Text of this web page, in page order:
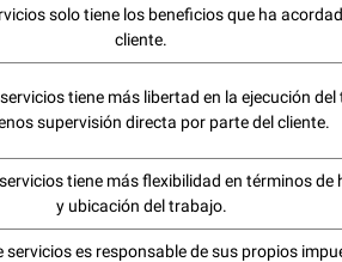
solo tiene los beneficios que ha
cliente.
tiene más libertad en la ejecución del
supervisión directa por parte del cliente.
tiene más flexibilidad en términos de
y ubicación del trabajo.
servicios es responsable de sus propios